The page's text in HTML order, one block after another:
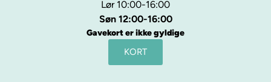
Lør 10:00-16:00
Søn 12:00-16:00
Gavekort er ikke gyldige
KORT